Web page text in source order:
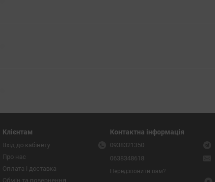
Клієнтам
Вхід до кабінету
Про нас
Оплата і доставка
Обмін та повернення
Контактна інформація
0938321350
0638348618
Передзвонити вам?